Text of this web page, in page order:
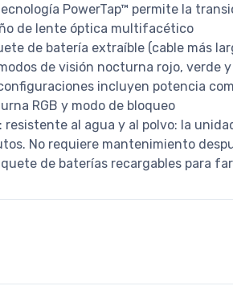
PowerTap™ permite la
de lente óptica multifacético
de batería extraíble (cable más
de visión nocturna rojo, verde
incluyen potencia
RGB y modo de bloqueo
resistente al agua y al polvo: la
No requiere mantenimiento
de baterías recargables para